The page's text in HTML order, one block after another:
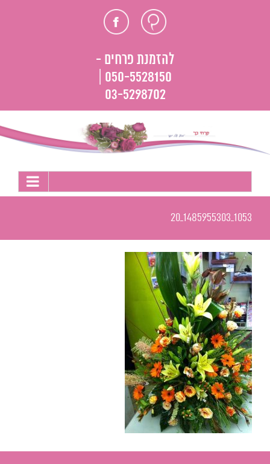
חוות פייסבוק
להזמנת פרחים -
050-5528150 |
03-5298702
1053_1485955303_20